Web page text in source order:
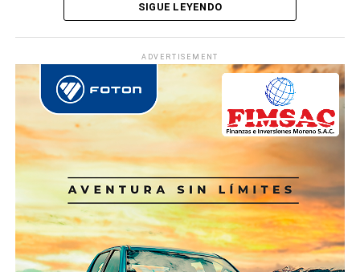
SIGUE LEYENDO
ADVERTISEMENT